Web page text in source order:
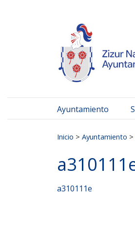
Ayuntamiento
Inicio > Ayuntamiento >
a310111e